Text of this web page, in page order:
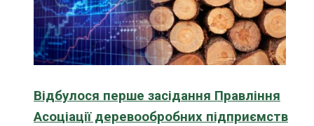
Відбулося перше засідання Правління
Асоціації деревообробних підприємств